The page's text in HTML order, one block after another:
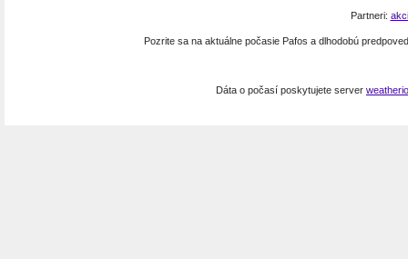
Partneri:
Pozrite sa na aktuálne počasie Pafos a dlhodobú
Dáta o počasí poskytujete server